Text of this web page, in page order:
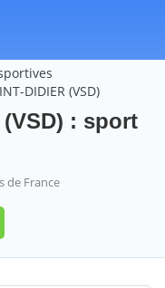
DIDIER (VSD)
(VSD) : sport
de France